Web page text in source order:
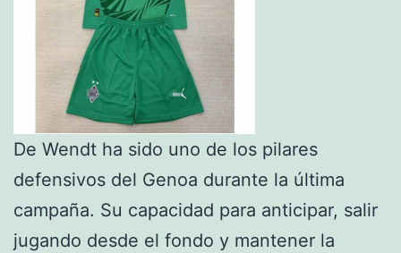
De Wendt ha sido uno de los pilares
defensivos del Genoa durante la última
campaña. Su capacidad para anticipar, salir
jugando desde el fondo y mantener la